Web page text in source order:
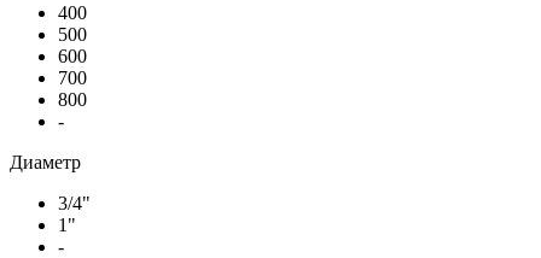
400
500
600
700
800
-
Диаметр
3/4"
1"
-